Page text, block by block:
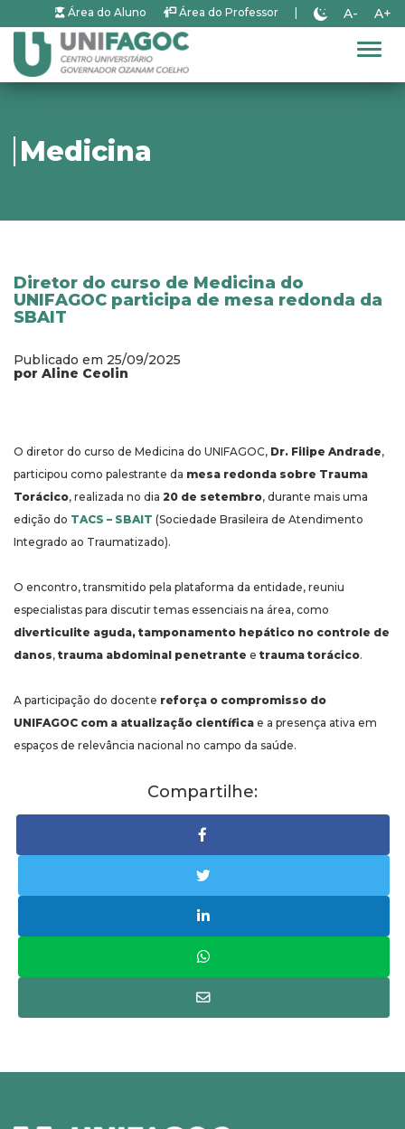
Área do Aluno Área do Professor A- A+
Medicina
Diretor do curso de Medicina do
UNIFAGOC participa de mesa redonda da
SBAIT
Publicado em 25/09/2025
por Aline Ceolin
O diretor do curso de Medicina do UNIFAGOC, Dr. Filipe Andrade,
participou como palestrante da mesa redonda sobre Trauma
Torácico, realizada no dia 20 de setembro, durante mais uma
edição do TACS – SBAIT (Sociedade Brasileira de Atendimento
Integrado ao Traumatizado).
O encontro, transmitido pela plataforma da entidade, reuniu
especialistas para discutir temas essenciais na área, como
diverticulite aguda, tamponamento hepático no controle de
danos, trauma abdominal penetrante e trauma torácico.
A participação do docente reforça o compromisso do
UNIFAGOC com a atualização científica e a presença ativa em
espaços de relevância nacional no campo da saúde.
Compartilhe: